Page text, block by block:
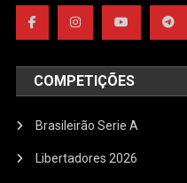
COMPETIÇÕES
Brasileirão Serie A
Libertadores 2026